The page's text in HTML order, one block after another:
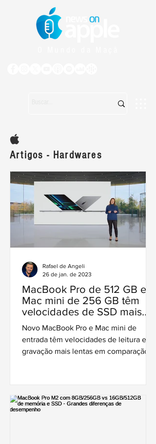
Artigos - Hardwares
MacBook Pro de 512 GB e
Mac mini de 256 GB têm
velocidades de SSD mais
lentas que modelos
anteriores
Novo MacBook Pro e Mac mini de
entrada têm velocidades de leitura e
gravação mais lentas em comparação
Rafael de Angeli
26 de jan. de 2023